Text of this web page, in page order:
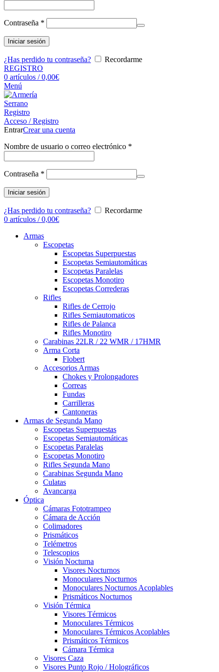
Contraseña *
Iniciar sesión
¿Has perdido tu contraseña?
Recordarme
REGISTRO
0 artículos / 0,00€
Menú
Registro
Acceso / Registro
EntrarCrear una cuenta
Nombre de usuario o correo electrónico *
Contraseña *
Iniciar sesión
¿Has perdido tu contraseña?
Recordarme
0 artículos / 0,00€
Armas
Escopetas
Escopetas Superpuestas
Escopetas Semiautomáticas
Escopetas Paralelas
Escopetas Monotiro
Escopetas Correderas
Rifles
Rifles de Cerrojo
Rifles Semiautomaticos
Rifles de Palanca
Rifles Monotiro
Carabinas 22LR / 22 WMR / 17HMR
Arma Corta
Flobert
Accesorios Armas
Chokes y Prolongadores
Correas
Fundas
Carrilleras
Cantoneras
Armas de Segunda Mano
Escopetas Superpuestas
Escopetas Semiautomáticas
Escopetas Paralelas
Escopetas Monotiro
Rifles Segunda Mano
Carabinas Segunda Mano
Culatas
Avancarga
Óptica
Cámaras Fototrampeo
Cámara de Acción
Colimadores
Prismáticos
Telémetros
Telescopios
Visión Nocturna
Visores Nocturnos
Monoculares Nocturnos
Monoculares Nocturnos Acoplables
Prismáticos Nocturnos
Visión Térmica
Visores Térmicos
Monoculares Térmicos
Monoculares Térmicos Acoplables
Prismáticos Térmicos
Cámara Térmica
Visores Caza
Visores Punto Rojo / Holográficos